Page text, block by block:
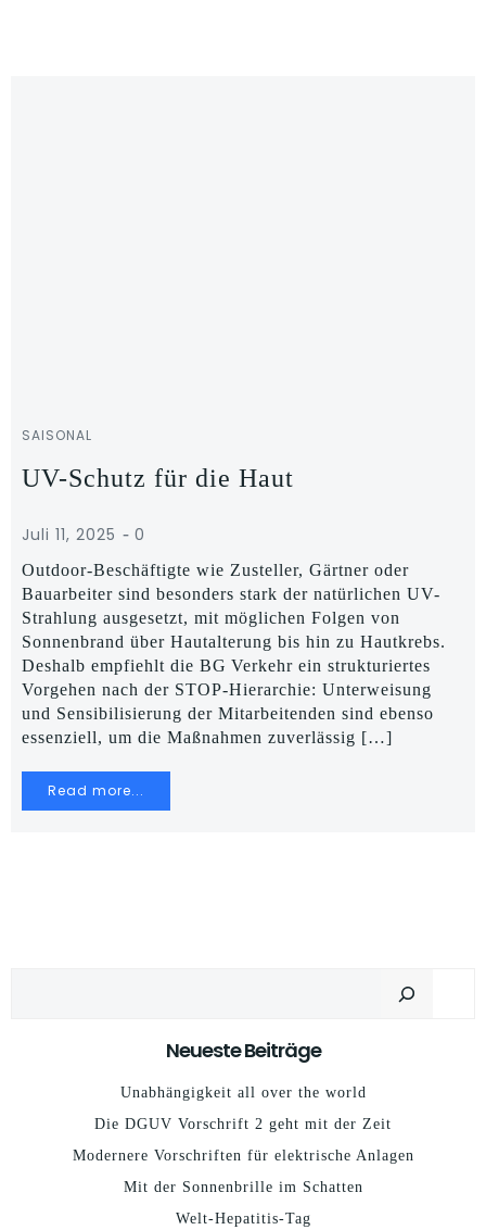
SAISONAL
UV-Schutz für die Haut
Juli 11, 2025 - 0
Outdoor-Beschäftigte wie Zusteller, Gärtner oder
Bauarbeiter sind besonders stark der natürlichen UV-
Strahlung ausgesetzt, mit möglichen Folgen von
Sonnenbrand über Hautalterung bis hin zu Hautkrebs.
Deshalb empfiehlt die BG Verkehr ein strukturiertes
Vorgehen nach der STOP‑Hierarchie: Unterweisung
und Sensibilisierung der Mitarbeitenden sind ebenso
essenziell, um die Maßnahmen zuverlässig […]
Read more...
Neueste Beiträge
Unabhängigkeit all over the world
Die DGUV Vorschrift 2 geht mit der Zeit
Modernere Vorschriften für elektrische Anlagen
Mit der Sonnenbrille im Schatten
Welt-Hepatitis-Tag